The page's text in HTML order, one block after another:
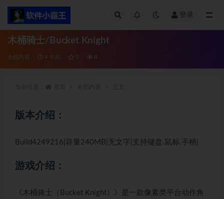
登录
木桶骑士/Bucket Knight
全部内容 4 年前 0 4
版本介绍：
Build4249216|容量240MB|无文字|支持键盘.鼠标.手柄|
游戏介绍：
《木桶骑士（Bucket Knight）》是一款像素类平台动作角